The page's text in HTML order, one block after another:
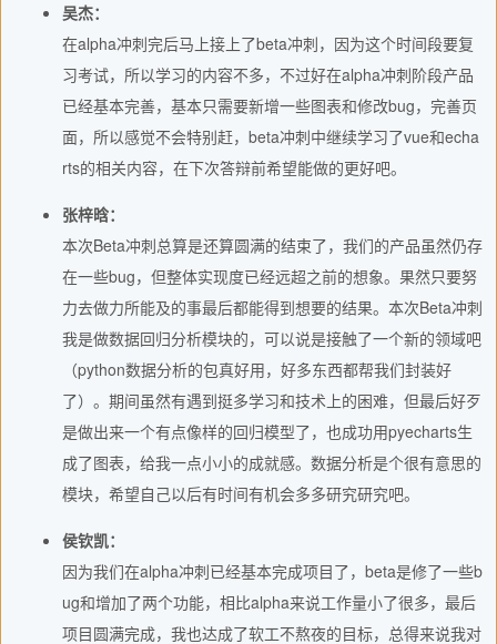
吴杰：
在alpha冲刺完后马上接上了beta冲刺，因为这个时间段要复
习考试，所以学习的内容不多，不过好在alpha冲刺阶段产品
已经基本完善，基本只需要新增一些图表和修改bug，完善页
面，所以感觉不会特别赶，beta冲刺中继续学习了vue和echa
rts的相关内容，在下次答辩前希望能做的更好吧。
张梓晗：
本次Beta冲刺总算是还算圆满的结束了，我们的产品虽然仍存
在一些bug，但整体实现度已经远超之前的想象。果然只要努
力去做力所能及的事最后都能得到想要的结果。本次Beta冲刺
我是做数据回归分析模块的，可以说是接触了一个新的领域吧
（python数据分析的包真好用，好多东西都帮我们封装好
了）。期间虽然有遇到挺多学习和技术上的困难，但最后好歹
是做出来一个有点像样的回归模型了，也成功用pyecharts生
成了图表，给我一点小小的成就感。数据分析是个很有意思的
模块，希望自己以后有时间有机会多多研究研究吧。
侯钦凯：
因为我们在alpha冲刺已经基本完成项目了，beta是修了一些b
ug和增加了两个功能，相比alpha来说工作量小了很多，最后
项目圆满完成，我也达成了软工不熬夜的目标，总得来说我对